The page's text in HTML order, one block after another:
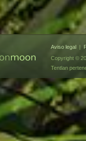
Aviso legal |
Copyright ©
Tentlan